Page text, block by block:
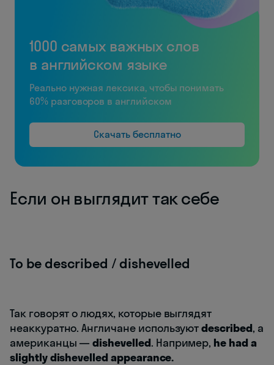
1000 самых важных слов
в английском языке
Реально нужная лексика, чтобы понимать
60% разговоров в английском
Скачать бесплатно
Если он выглядит так себе
To be described / dishevelled
Так говорят о людях, которые выглядят
неаккуратно. Англичане используютdescribed, а
американцы —dishevelled. Например, he had a
slightly dishevelled appearance.